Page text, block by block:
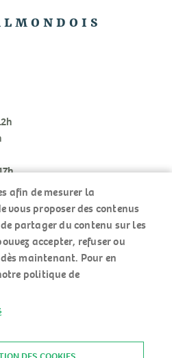
afin de mesurer la
vous proposer des contenus
partager du contenu sur les
accepter, refuser ou
maintenant. Pour en
politique de